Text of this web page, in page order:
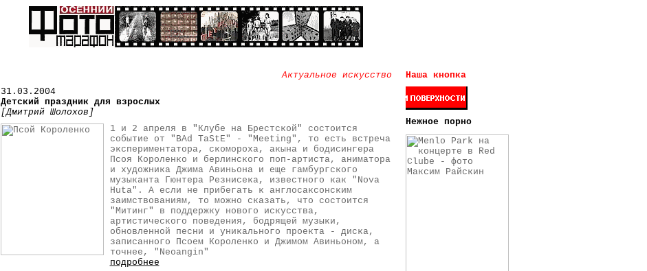
Актуальное искусство
31.03.2004
Детский праздник для взрослых
[Дмитрий Шолохов]
1 и 2 апреля в "Клубе на Брестской" состоится
событие от "BAd TaStE" - "Meeting", то есть встреча
экспериментатора, скомороха, акына и бодисингера
Псоя Короленко и берлинского поп-артиста, аниматора
и художника Джима Авиньона и еще гамбургского
музыканта Гюнтера Резнисека, известного как "Nova
Huta". А если не прибегать к англосаксонским
заимствованиям, то можно сказать, что состоится
"Митинг" в поддержку нового искусства,
артистического поведения, бодрящей музыки,
обновленной песни и уникального проекта - диска,
записанного Псоем Короленко и Джимом Авиньоном, а
точнее, "Neoangin"
подробнее
Наша кнопка
Нежное порно